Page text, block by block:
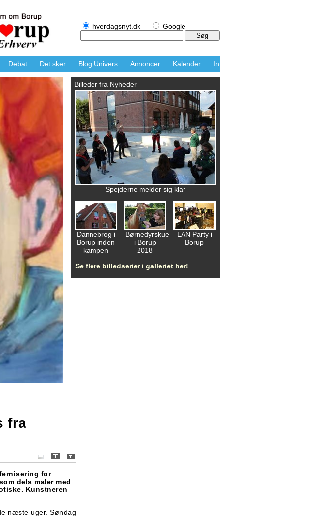
hverdagsnyt.dk Google
Debat Det sker Blog Univers Annoncer Kalender Info
fra
for
dels maler med
Kunstneren
næste uger. Søndag
Billeder fra Nyheder
Spejderne melder sig klar
Dannebrog i
Borup inden
kampen
Børnedyrskue
i Borup
2018
LAN Party i
Borup
Se flere billedserier i galleriet her!